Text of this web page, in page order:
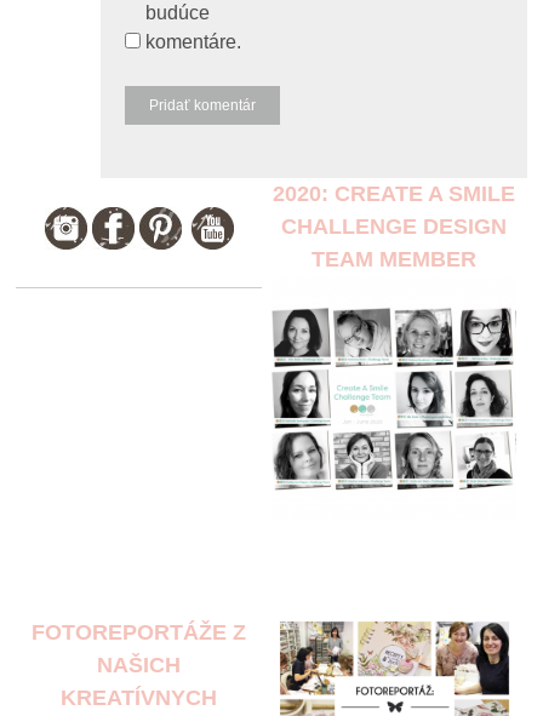
budúce
komentáre.
2020: CREATE A SMILE
CHALLENGE DESIGN
TEAM MEMBER
FOTOREPORTÁŽE Z
NAŠICH
KREATÍVNYCH